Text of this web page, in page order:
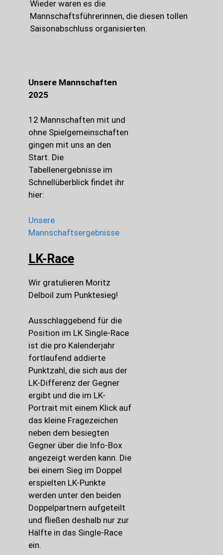
Wieder waren es die
Mannschaftsführerinnen, die diesen tollen
Saisonabschluss organisierten.
Unsere Mannschaften
2025
12 Mannschaften mit und
ohne Spielgemeinschaften
gingen mit uns an den
Start. Die
Tabellenergebnisse im
Schnellüberblick findet ihr
hier:
Unsere
Mannschaftsergebnisse
LK-Race
Wir gratulieren Moritz
Delboil zum Punktesieg!
Ausschlaggebend für die
Position im LK Single-Race
ist die pro Kalenderjahr
fortlaufend addierte
Punktzahl, die sich aus der
LK-Differenz der Gegner
ergibt und die im LK-
Portrait mit einem Klick auf
das kleine Fragezeichen
neben dem besiegten
Gegner über die Info-Box
angezeigt werden kann. Die
bei einem Sieg im Doppel
erspielten LK-Punkte
werden unter den beiden
Doppelpartnern aufgeteilt
und fließen deshalb nur zur
Hälfte in das Single-Race
ein.